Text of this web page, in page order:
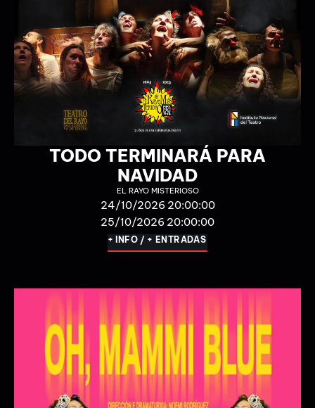
SIÉNTESE
MAINTOMANO
07/11/2026 20:00:00
08/11/2026 20:00:00
+ INFO / + ENTRADAS